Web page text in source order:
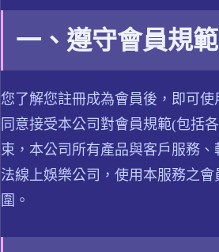
一、遵守會員規
您了解您註冊成為會員後，即可
同意接受本公司對會員規範(包括
束，本公司所有產品與客戶服務
法線上娛樂公司，使用本服務之
圍。